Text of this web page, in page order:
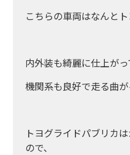
こちらの車両はなんと
内外装も綺麗に仕上がっ
機関系も良好で走る曲
トヨグライドパブリカ
ので、